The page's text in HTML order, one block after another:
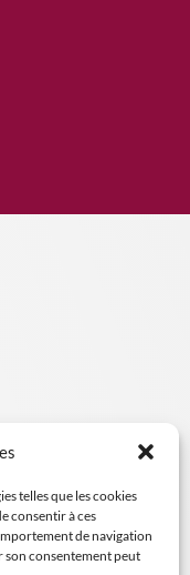
telles que les cookies
consentir à ces
de navigation
son consentement peut